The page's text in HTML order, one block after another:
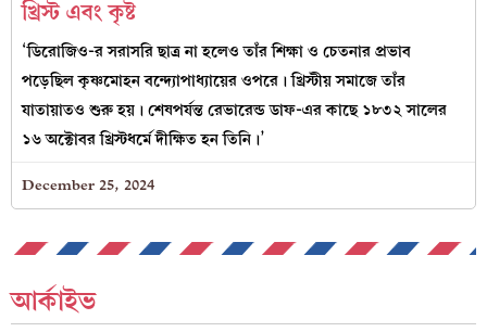
খ্রিস্ট এবং কৃষ্ট
‘ডিরোজিও-র সরাসরি ছাত্র না হলেও তাঁর শিক্ষা ও চেতনার প্রভাব
পড়েছিল কৃষ্ণমোহন বন্দ্যোপাধ্যায়ের ওপরে। খ্রিস্টীয় সমাজে তাঁর
যাতায়াতও শুরু হয়। শেষপর্যন্ত রেভারেন্ড ডাফ-এর কাছে ১৮৩২ সালের
১৬ অক্টোবর খ্রিস্টধর্মে দীক্ষিত হন তিনি।’
December 25, 2024
আর্কাইভ